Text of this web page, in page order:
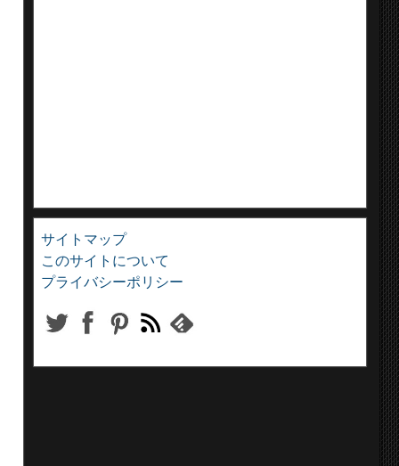
サイトマップ
このサイトについて
プライバシーポリシー